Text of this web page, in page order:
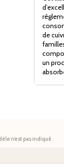
de
un
n’est pas indiqué.